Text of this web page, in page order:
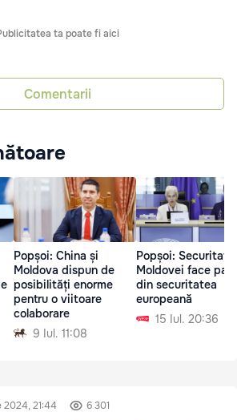
ta poate fi aici
Comentarii
Popșoi: China și
Moldova dispun de
posibilități enorme
pentru o viitoare
colaborare
9 Iul. 11:08
Popșoi:
Moldovei face
din securitatea
europeană
15 Iul. 20:36
2024, 21:44 6 301